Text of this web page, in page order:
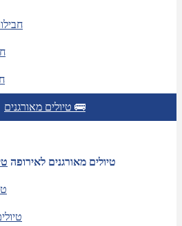
טיולים מאורגנים 🚌
טיולים מאורגנים לאירופה